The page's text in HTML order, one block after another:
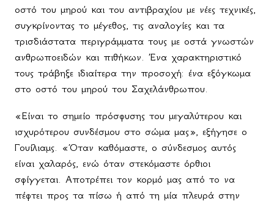
οστό του μηρού και του αντιβραχίου με νέες τεχνικές,
συγκρίνοντας το μέγεθος, τις αναλογίες και τα
τρισδιάστατα περιγράμματα τους με οστά γνωστών
ανθρωποειδών και πιθήκων. Ένα χαρακτηριστικό
τους τράβηξε ιδιαίτερα την προσοχή: ένα εξόγκωμα
στο οστό του μηρού του Σαχελάνθρωπου.
«Είναι το σημείο πρόσφυσης του μεγαλύτερου και
ισχυρότερου συνδέσμου στο σώμα μας», εξήγησε ο
Γουίλιαμς. «Όταν καθόμαστε, ο σύνδεσμος αυτός
είναι χαλαρός, ενώ όταν στεκόμαστε όρθιοι
σφίγγεται. Αποτρέπει τον κορμό μας από το να
πέφτει προς τα πίσω ή από τη μία πλευρά στην